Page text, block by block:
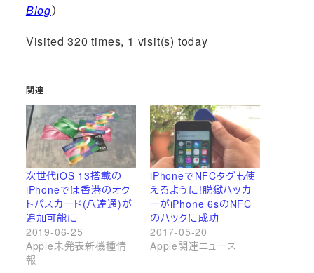
Blog）
Visited 320 times, 1 visit(s) today
関連
次世代iOS 13搭載の
iPhoneでは香港のオク
トパスカード(八達通)が
追加可能に
2019-06-25
Apple未発表新機種情
報
iPhoneでNFCタグも使
えるように!脱獄ハッカ
ーがiPhone 6sのNFC
のハックに成功
2017-05-20
Apple関連ニュース